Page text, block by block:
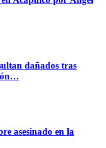
dañados tras
asesinado en la